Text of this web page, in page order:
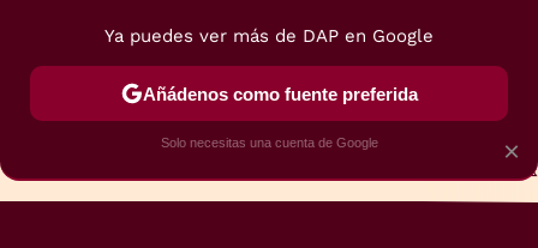
×
Ya puedes ver más de DAP en Google
Añádenos como fuente preferida
Solo necesitas una cuenta de Google